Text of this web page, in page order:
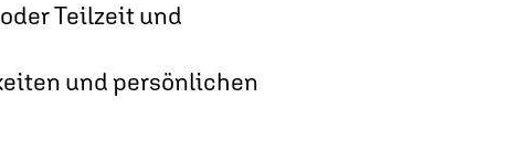
Teilzeit und
und persönlichen